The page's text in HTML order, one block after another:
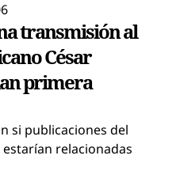
transmisión al
César
primera
si publicaciones del
relacionadas